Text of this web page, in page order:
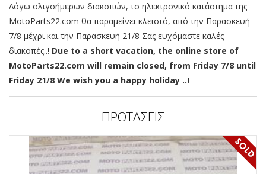
Λόγω ολιγοήμερων διακοπών, το ηλεκτρονικό κατάστημα της
MotoParts22.com θα παραμείνει κλειστό, από την Παρασκευή
7/8 μέχρι και την Παρασκευή 21/8 Σας ευχόμαστε καλές
διακοπές..! Due to a short vacation, the online store of
MotoParts22.com will remain closed, from Friday 7/8 until
Friday 21/8 We wish you a happy holiday ..!
ΠΡΟΤΑΣΕΙΣ